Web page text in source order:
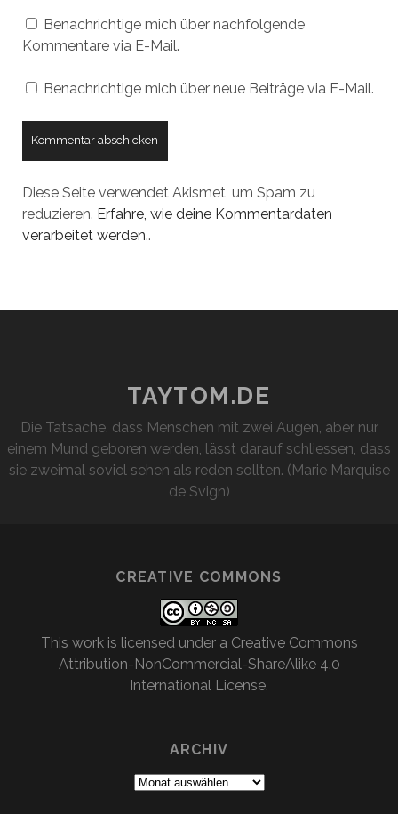
Benachrichtige mich über nachfolgende
Kommentare via E-Mail.
Benachrichtige mich über neue Beiträge via E-Mail.
Diese Seite verwendet Akismet, um Spam zu
reduzieren. Erfahre, wie deine Kommentardaten
verarbeitet werden..
TAYTOM.DE
Die Tatsache, dass Menschen mit zwei Augen, aber nur
einem Mund geboren werden, lässt darauf schliessen, dass
sie zweimal soviel sehen als reden sollten. (Marie Marquise
de Svign)
CREATIVE COMMONS
This work is licensed under a Creative Commons
Attribution-NonCommercial-ShareAlike 4.0
International License.
ARCHIV
Archiv